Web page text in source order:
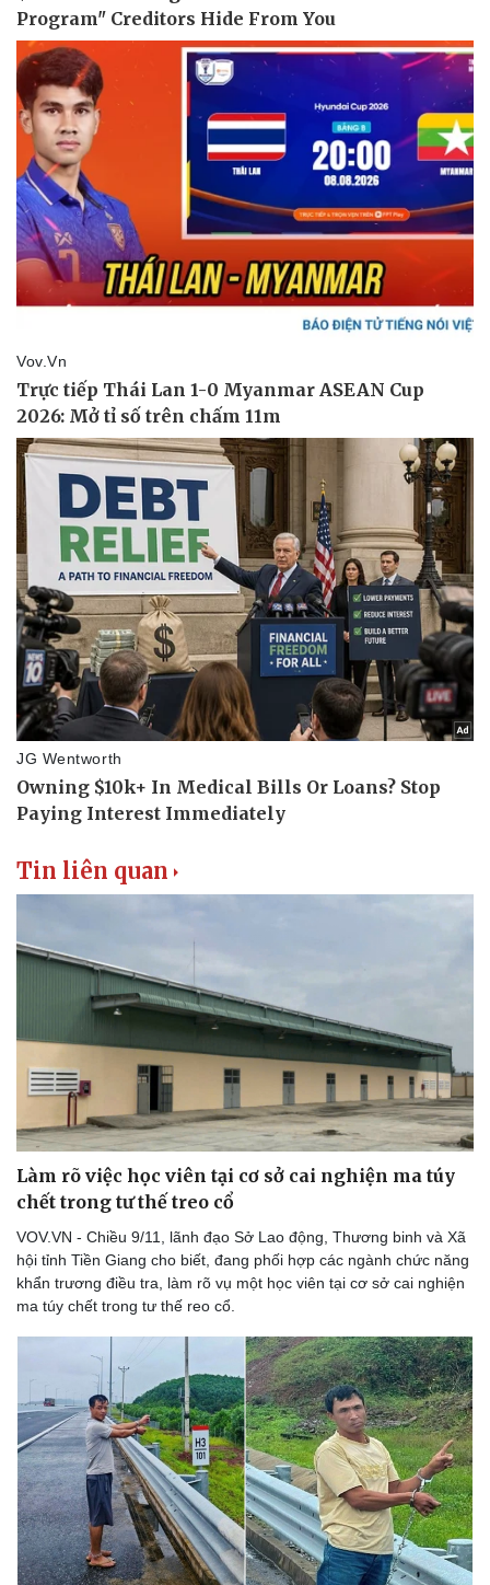
Sức khỏe
Dinh dưỡng - món ngon
Cây thuốc
Sản phụ khoa
Nhi khoa
Nam khoa
Làm đẹp - giảm cân
Đời sống
Blog
Tình yêu - Gia đình
Văn hóa
Sân khấu - Điện ảnh
Di sản
Thời trang
Sao Việt
Tin liên quan
Làm rõ việc học viên tại cơ sở cai nghiện ma túy
chết trong tư thế treo cổ
VOV.VN - Chiều 9/11, lãnh đạo Sở Lao động, Thương binh và Xã
hội tỉnh Tiền Giang cho biết, đang phối hợp các ngành chức năng
khẩn trương điều tra, làm rõ vụ một học viên tại cơ sở cai nghiện
ma túy chết trong tư thế reo cổ.